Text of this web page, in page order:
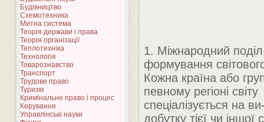
Будівництво
Схемотехника
Митна система
Теорія держави і права
Теорія організації
Теплотехніка
Технологія
Товарознавство
Транспорт
Трудове право
Туризм
Кримінальне право і процес
Керування
Управлінські науки
1. Міжнародний поділ
формування
Кожна країна або
певному регіоні світу
спеціалізується на
добутку тієї чи